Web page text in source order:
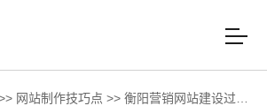
网站制作技巧点 >> 衡阳营销网站建设过程中有哪些需要避免的？